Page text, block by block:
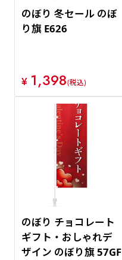
のぼり 冬セール のぼ
り旗 E626
¥ 1,398(税込)
のぼり チョコレート
ギフト・おしゃれデ
ザイン のぼり旗 57GF